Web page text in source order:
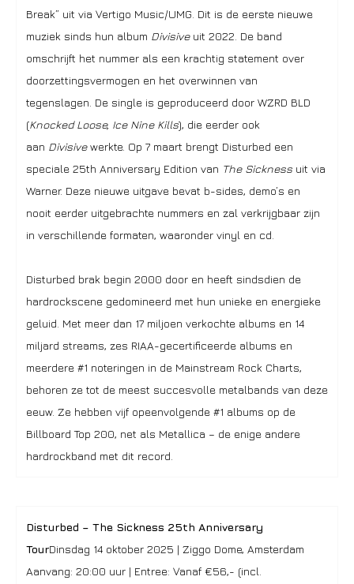
Break” uit via Vertigo Music/UMG. Dit is de eerste nieuwe
muziek sinds hun album Divisiveuit 2022. De band
omschrijft het nummer als een krachtig statement over
doorzettingsvermogen en het overwinnen van
tegenslagen. De single is geproduceerd door WZRD BLD
(Knocked Loose, Ice Nine Kills), die eerder ook
aan Divisivewerkte. Op 7 maart brengt Disturbed een
speciale 25th Anniversary Edition van The Sickness uit via
Warner. Deze nieuwe uitgave bevat b-sides, demo’s en
nooit eerder uitgebrachte nummers en zal verkrijgbaar zijn
in verschillende formaten, waaronder vinyl en cd.
Disturbed brak begin 2000 door en heeft sindsdien de
hardrockscene gedomineerd met hun unieke en energieke
geluid. Met meer dan 17 miljoen verkochte albums en 14
miljard streams, zes RIAA-gecertificeerde albums en
meerdere #1 noteringen in de Mainstream Rock Charts,
behoren ze tot de meest succesvolle metalbands van deze
eeuw. Ze hebben vijf opeenvolgende #1 albums op de
Billboard Top 200, net als Metallica – de enige andere
hardrockband met dit record.
Disturbed – The Sickness 25th Anniversary
TourDinsdag 14 oktober 2025 | Ziggo Dome, Amsterdam
Aanvang: 20:00 uur | Entree: Vanaf €56,- (incl.